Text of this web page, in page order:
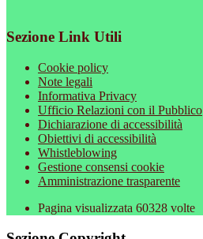
Sezione Link Utili
Cookie policy
Note legali
Informativa Privacy
Ufficio Relazioni con il Pubblico
Dichiarazione di accessibilità
Obiettivi di accessibilità
Whistleblowing
Gestione consensi cookie
Amministrazione trasparente
Pagina visualizzata 60328 volte